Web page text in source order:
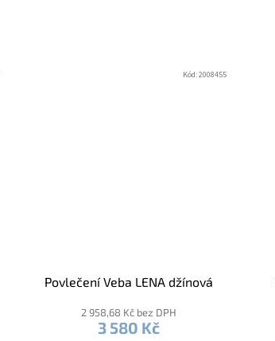
Povlečení Veba LENA džínová
2 958,68 Kč bez DPH
3 580 Kč
Kód:2008455